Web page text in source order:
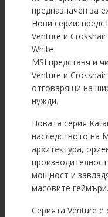
предназначен за
Нови серии:
Venture и
White
MSI представя и
Venture и
отговарящи на
нужди.
Новата серия
наследството на
архитектура,
мощност и
масовите геймъри.
Серията Venture е